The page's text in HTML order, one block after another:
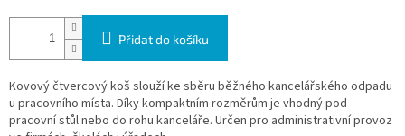
Přidat do košíku
Kovový čtvercový koš slouží ke sběru běžného kancelářského odpadu
u pracovního místa. Díky kompaktním rozměrům je vhodný pod
pracovní stůl nebo do rohu kanceláře. Určen pro administrativní provoz